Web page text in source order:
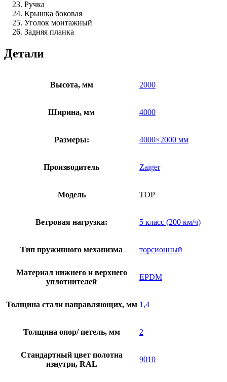
Ручка
Крышка боковая
Уголок монтажный
Задняя планка
Детали
Высота, мм 2000
Ширина, мм 4000
Размеры: 4000×2000 мм
Производитель Zaiger
Модель TOP
Ветровая нагрузка: 5 класс (200 км/ч)
Тип пружинного механизма торсионный
Материал нижнего и верхнего
уплотнителей
EPDM
Толщина стали направляющих, мм 1,4
Толщина опор/ петель, мм 2
Стандартный цвет полотна
изнутри, RAL
9010